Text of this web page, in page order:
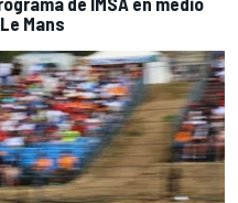
Mans